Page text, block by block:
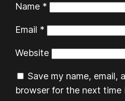
Name *
Email *
Website
Save my name, email,
browser for the next time